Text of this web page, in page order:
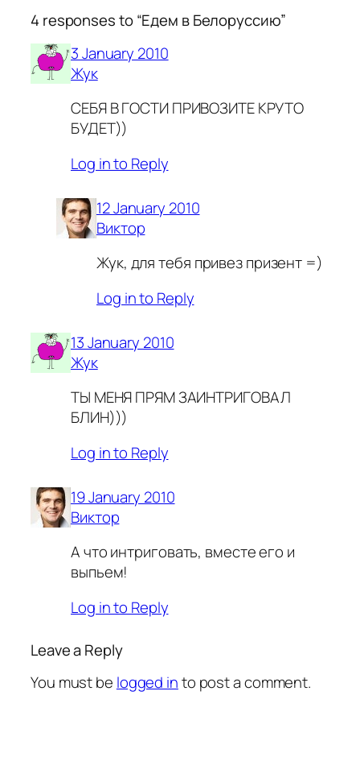
4 responses to “Едем в Белоруссию”
3 January 2010
Жук
СЕБЯ В ГОСТИ ПРИВОЗИТЕ КРУТО
БУДЕТ))
Log in to Reply
12 January 2010
Виктор
Жук, для тебя привез призент =)
Log in to Reply
13 January 2010
Жук
ТЫ МЕНЯ ПРЯМ ЗАИНТРИГОВАЛ
БЛИН)))
Log in to Reply
19 January 2010
Виктор
А что интриговать, вместе его и
выпьем!
Log in to Reply
Leave a Reply
You must be logged into post a comment.